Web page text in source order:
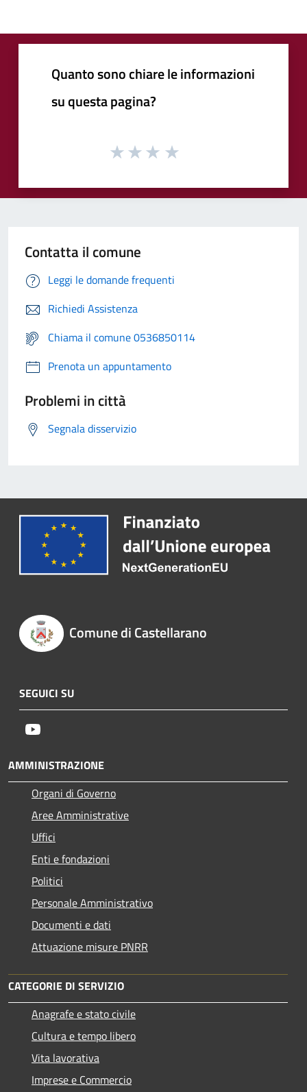
Quanto sono chiare le informazioni
su questa pagina?
Contatta il comune
Leggi le domande frequenti
Richiedi Assistenza
Chiama il comune 0536850114
Prenota un appuntamento
Problemi in città
Segnala disservizio
Comune di Castellarano
SEGUICI SU
AMMINISTRAZIONE
Organi di Governo
Aree Amministrative
Uffici
Enti e fondazioni
Politici
Personale Amministrativo
Documenti e dati
Attuazione misure PNRR
CATEGORIE DI SERVIZIO
Anagrafe e stato civile
Cultura e tempo libero
Vita lavorativa
Imprese e Commercio